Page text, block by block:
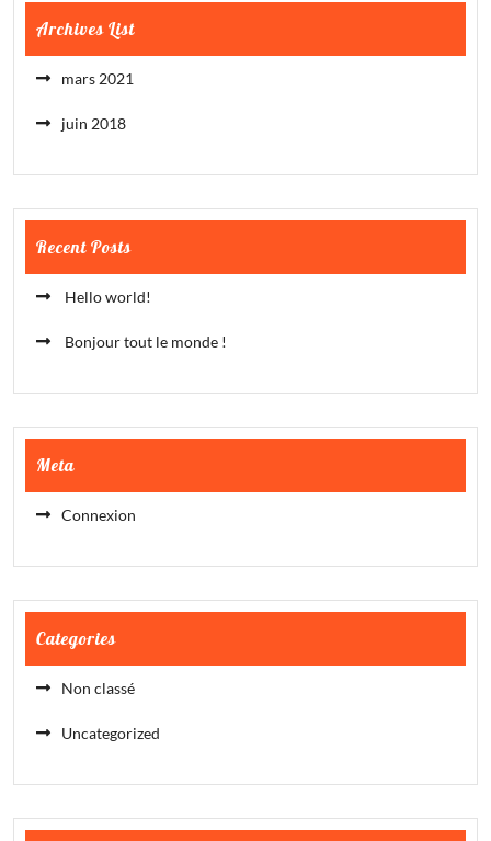
Archives List
mars 2021
juin 2018
Recent Posts
Hello world!
Bonjour tout le monde !
Meta
Connexion
Categories
Non classé
Uncategorized